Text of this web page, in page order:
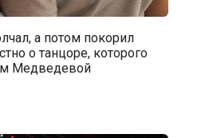
а потом покорил
о танцоре, которого
Медведевой